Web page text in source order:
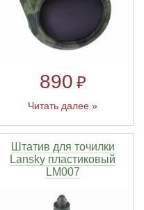
890 ₽
Читать далее »
Штатив для точилки
Lansky пластиковый
LM007